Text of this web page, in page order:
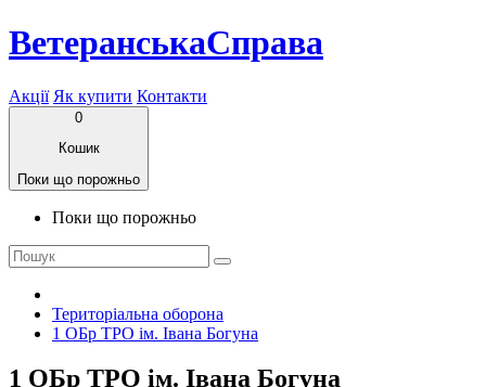
ВетеранськаСправа
Акції Як купити Контакти
0
Кошик
Поки що порожньо
Поки що порожньо
Територіальна оборона
1 ОБр ТРО ім. Івана Богуна
1 ОБр ТРО ім. Івана Богуна